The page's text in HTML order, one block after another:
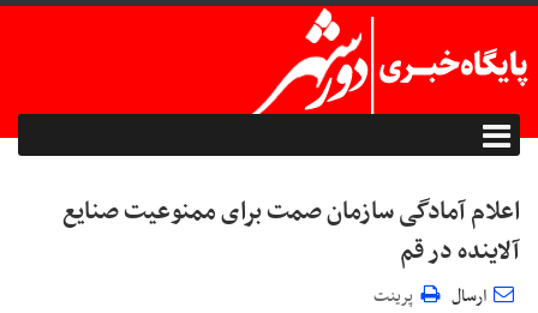
اعلام آمادگی سازمان صمت برای ممنوعیت صنایع
آلاینده در قم
ارسال پرینت